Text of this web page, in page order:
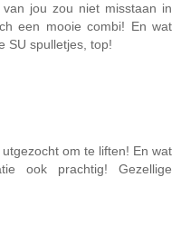
jou zou niet misstaan in
een mooie combi! En wat
SU spulletjes, top!
om te liften! En wat
ook prachtig! Gezellige